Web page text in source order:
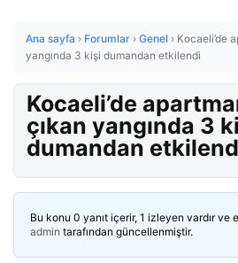
Ana sayfa › Forumlar › Genel › Kocaeli’de
yangında 3 kişi dumandan etkilendi
Kocaeli’de
çıkan yangında 3
dumandan
Bu konu 0 yanıt içerir, 1 izleyen vardır ve
admin tarafından güncellenmiştir.